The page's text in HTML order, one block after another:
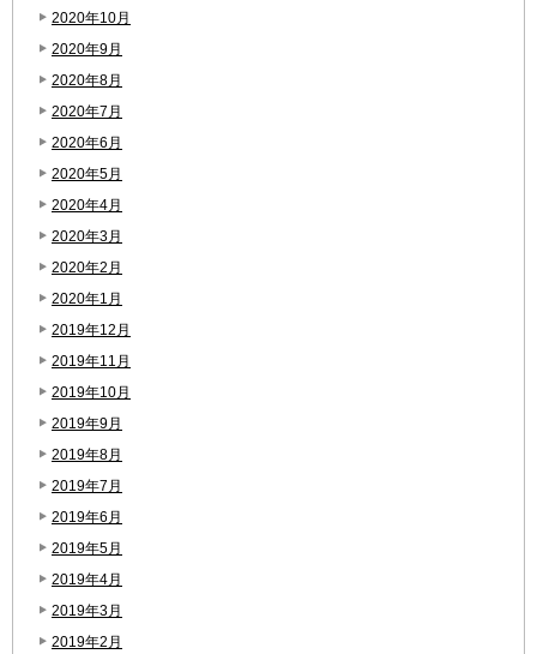
2020年10月
2020年9月
2020年8月
2020年7月
2020年6月
2020年5月
2020年4月
2020年3月
2020年2月
2020年1月
2019年12月
2019年11月
2019年10月
2019年9月
2019年8月
2019年7月
2019年6月
2019年5月
2019年4月
2019年3月
2019年2月